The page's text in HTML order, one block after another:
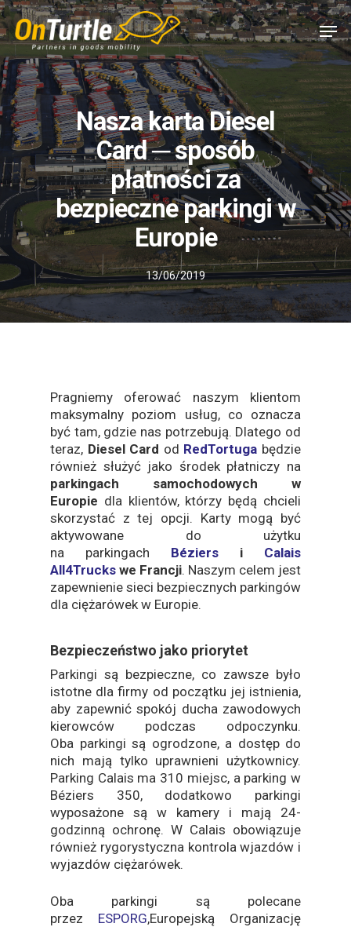
Skip
to
main
content
Nasza karta Diesel
Card ─ sposób
płatności za
bezpieczne parkingi w
Europie
13/06/2019
Pragniemy oferować naszym klientom
maksymalny poziom usług, co oznacza
być tam, gdzie nas potrzebują. Dlatego od
teraz, Diesel Card od RedTortuga będzie
również służyć jako środek płatniczy na
parkingach samochodowych w
Europie dla klientów, którzy będą chcieli
skorzystać z tej opcji. Karty mogą być
aktywowane do użytku
na parkingach Béziers i Calais
All4Trucks we Francji. Naszym celem jest
zapewnienie sieci bezpiecznych parkingów
dla ciężarówek w Europie.
Bezpieczeństwo jako priorytet
Parkingi są bezpieczne, co zawsze było
istotne dla firmy od początku jej istnienia,
aby zapewnić spokój ducha zawodowych
kierowców podczas odpoczynku.
Oba parkingi są ogrodzone, a dostęp do
nich mają tylko uprawnieni użytkownicy.
Parking Calais ma 310 miejsc, a parking w
Béziers 350, dodatkowo parkingi
wyposażone są w kamery i mają 24-
godzinną ochronę. W Calais obowiązuje
również rygorystyczna kontrola wjazdów i
wyjazdów ciężarówek.
Oba parkingi są polecane
przez ESPORG,Europejską Organizację